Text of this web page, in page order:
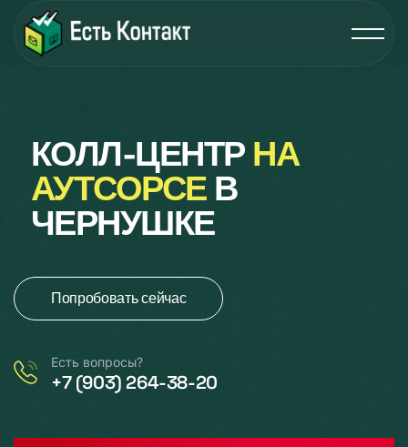
КОЛЛ-ЦЕНТР НА
АУТСОРСЕВ
ЧЕРНУШКЕ
Попробовать сейчас
Есть вопросы?
+7 (903) 264-38-20